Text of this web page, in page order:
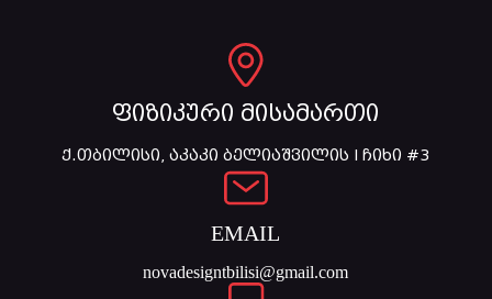
ფიზიკური მისამართი
ქ.თბილისი, აკაკი ბელიაშვილის I ჩიხი #3
EMAIL
novadesigntbilisi@gmail.com